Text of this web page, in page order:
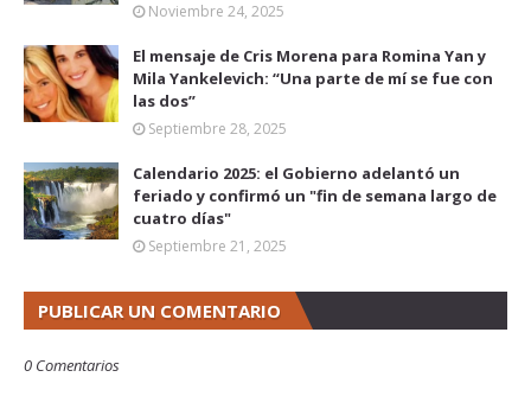
Noviembre 24, 2025
El mensaje de Cris Morena para Romina Yan y
Mila Yankelevich: “Una parte de mí se fue con
las dos”
Septiembre 28, 2025
Calendario 2025: el Gobierno adelantó un
feriado y confirmó un "fin de semana largo de
cuatro días"
Septiembre 21, 2025
PUBLICAR UN COMENTARIO
0 Comentarios